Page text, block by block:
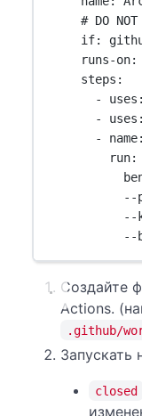
# DO
if:
runs-on:
steps :
- uses
- uses
- name
run:
--
--
--
Создайте
Actions.
.github/
Запускать
closed